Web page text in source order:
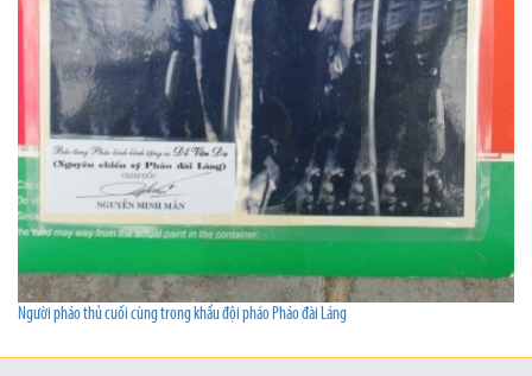
Người pháo thủ cuối cùng trong khẩu đội pháo Pháo đài Láng